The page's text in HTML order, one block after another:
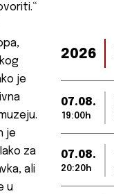
je
je
za
ali
u
2026
07.08.
19:00h
07.08.
20:20h